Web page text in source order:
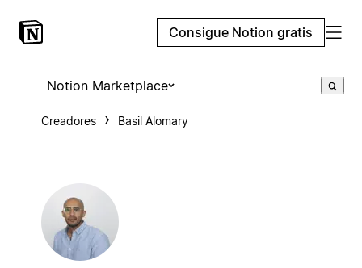
Consigue Notion gratis
Notion Marketplace
Creadores Basil Alomary